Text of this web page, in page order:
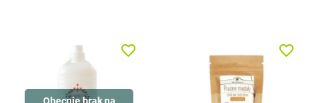
favorite_border favorite_border